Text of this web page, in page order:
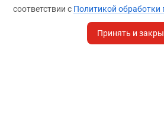
соответствии с Политикой
Принять и